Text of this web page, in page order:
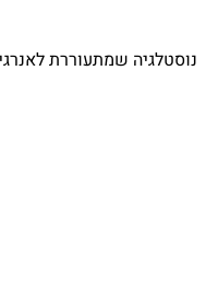
נוסטלגיה שמתעוררת